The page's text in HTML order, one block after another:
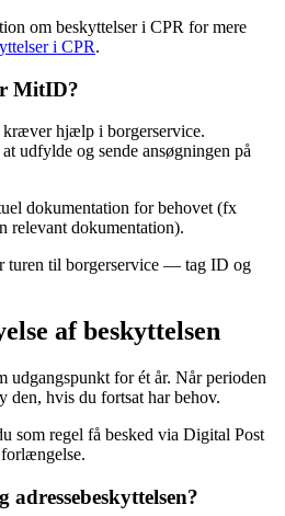
om beskyttelser i CPR for mere
i CPR.
MitID?
kræver hjælp i borgerservice.
udfylde og sende ansøgningen på
dokumentation for behovet (fx
relevant dokumentation).
til borgerservice — tag ID og
af beskyttelsen
udgangspunkt for ét år. Når perioden
den, hvis du fortsat har behov.
som regel få besked via Digital Post